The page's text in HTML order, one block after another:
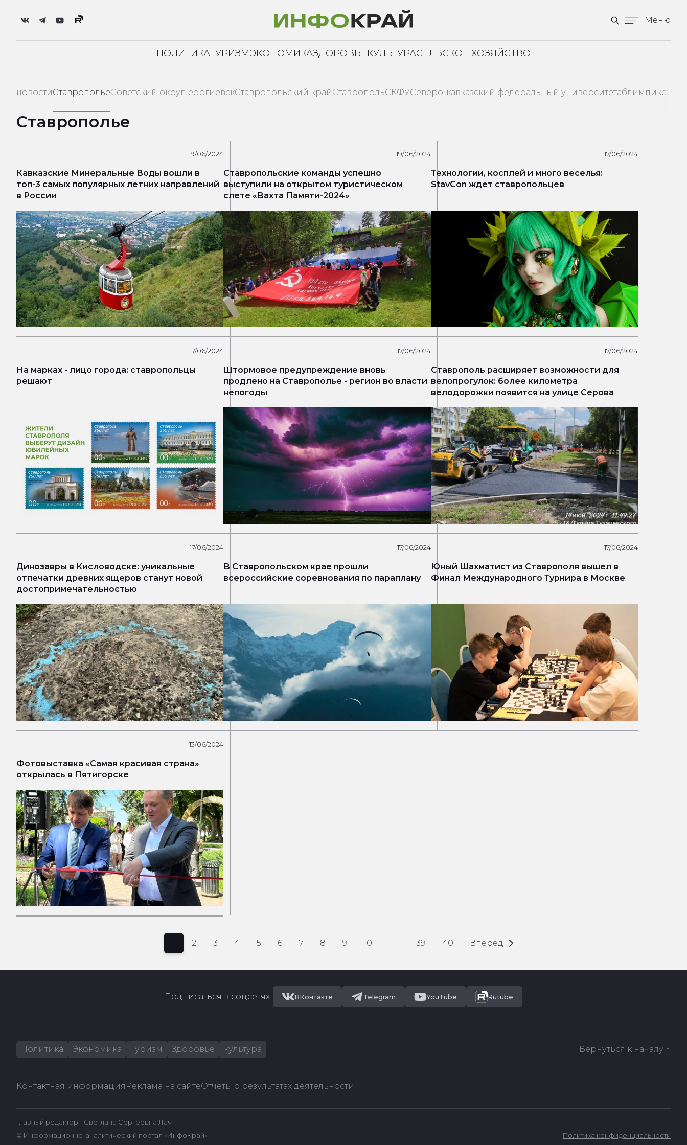
Меню
ПОЛИТИКАТУРИЗМЭКОНОМИКАЗДОРОВЬЕКУЛЬТУРАСЕЛЬСКОЕ ХОЗЯЙСТВО
новостиСтавропольеСоветский округГеоргиевскСтавропольский крайСтавропольСКФУСеверо-кавказский федеральный университетаблимпикс
Ставрополье
19/06/2024
Кавказские Минеральные Воды вошли в
топ-3 самых популярных летних направлений
в России
19/06/2024
Ставропольские команды успешно
выступили на открытом туристическом
слете «Вахта Памяти-2024»
17/06/2024
Технологии, косплей и много веселья:
StavCon ждет ставропольцев
17/06/2024
На марках - лицо города: ставропольцы
решают
17/06/2024
Штормовое предупреждение вновь
продлено на Ставрополье - регион во власти
непогоды
17/06/2024
Ставрополь расширяет возможности для
велопрогулок: более километра
велодорожки появится на улице Серова
17/06/2024
Динозавры в Кисловодске: уникальные
отпечатки древних ящеров станут новой
достопримечательностью
17/06/2024
В Ставропольском крае прошли
всероссийские соревнования по параплану
17/06/2024
Юный Шахматист из Ставрополя вышел в
Финал Международного Турнира в Москве
13/06/2024
Фотовыставка «Самая красивая страна»
открылась в Пятигорске
1 2 3 4 5 6 7 8 9 10 11 ... 39 40 Вперед
Подписаться в соцсетях ВКонтакте Telegram YouTube Rutube
Политика Экономика Туризм Здоровье культура Вернуться к началу ↑
Контактная информация Реклама на сайтеОтчеты о результатах деятельности
Главный редактор - Светлана Сергеевна Лач
© Информационно-аналитический портал «ИнфоКрай»
Политика конфиденциальности